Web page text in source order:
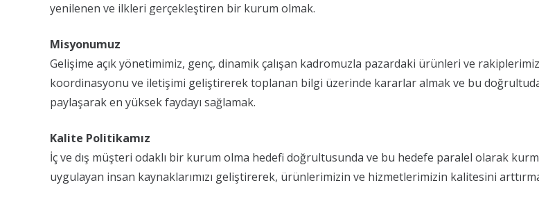
yenilenen ve ilkleri gerçekleştiren bir kurum olmak.
Misyonumuz
Gelişime açık yönetimimiz, genç, dinamik çalışan kadromuzla pazardaki ürünleri ve
koordinasyonu ve iletişimi geliştirerek toplanan bilgi üzerinde kararlar almak ve bu
paylaşarak en yüksek faydayı sağlamak.
Kalite Politikamız
İç ve dış müşteri odaklı bir kurum olma hedefi doğrultusunda ve bu hedefe paralel olarak
uygulayan insan kaynaklarımızı geliştirerek, ürünlerimizin ve hizmetlerimizin kalitesini